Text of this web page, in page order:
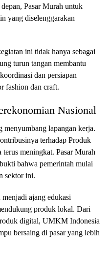
Pasar Murah untuk
yang diselenggarakan
ini tidak hanya sebagai
turun tangan membantu
dan persiapan
fashion dan craft.
Nasional
lapangan kerja.
terhadap Produk
meningkat. Pasar Murah
bahwa pemerintah mulai
sektor ini.
ajang edukasi
produk lokal. Dari
digital, UMKM Indonesia
bersaing di pasar yang lebih